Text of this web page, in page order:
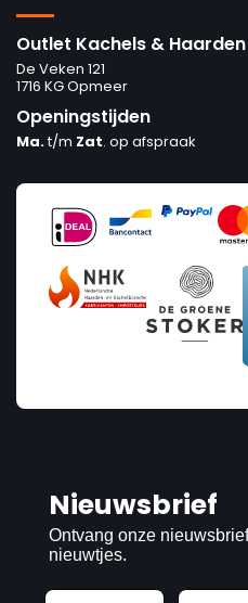
Outlet Kachels & Haarden
De Veken 121
1716 KG Opmeer
Openingstijden
Ma.t/m Zat. op afspraak
Nieuwsbrief
Ontvang onze
nieuwtjes.